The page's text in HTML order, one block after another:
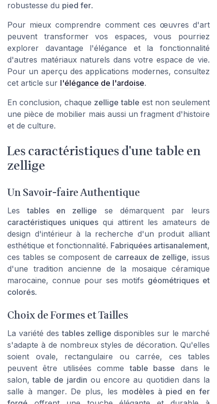
robustesse du pied fer.
Pour mieux comprendre comment ces œuvres d'art
peuvent transformer vos espaces, vous pourriez
explorer davantage l'élégance et la fonctionnalité
d'autres matériaux naturels dans votre espace de vie.
Pour un aperçu des applications modernes, consultez
cet article sur l'élégance de l'ardoise.
En conclusion, chaque zellige table est non seulement
une pièce de mobilier mais aussi un fragment d'histoire
et de culture.
Les caractéristiques d'une table en
zellige
Un Savoir-faire Authentique
Lestables en zellige se démarquent par leurs
caractéristiques uniques qui attirent les amateurs de
design d'intérieur à la recherche d'un produit alliant
esthétique et fonctionnalité. Fabriquées artisanalement,
ces tables se composent de carreaux de zellige, issus
d'une tradition ancienne de la mosaique céramique
marocaine, connue pour ses motifs géométriques et
colorés.
Choix de Formes et Tailles
La variété destables zellige disponibles sur le marché
s'adapte à de nombreux styles de décoration. Qu'elles
soient ovale, rectangulaire ou carrée, ces tables
peuvent être utilisées commetable basse dans le
salon, table de jardin ou encore au quotidien dans la
salle à manger. De plus, les modèles à pied en fer